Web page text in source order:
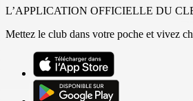
L’APPLICATION OFFICIELLE DU
Mettez le club dans votre poche et vivez